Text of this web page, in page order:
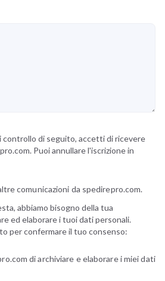
controllo di seguito, accetti di ricevere
Puoi annullare l'iscrizione in
comunicazioni da spedirepro.com.
abbiamo bisogno della tua
ed elaborare i tuoi dati personali.
per confermare il tuo consenso:
di archiviare e elaborare i miei dati